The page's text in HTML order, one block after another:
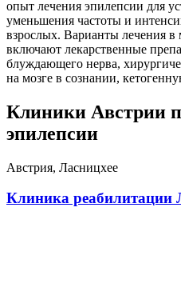
опыт лечения эпилепсии для
уменьшения частоты и
взрослых. Варианты лечения
включают лекарственные
блуждающего нерва,
на мозге в сознании,
Клиники Австрии
эпилепсии
Австрия, Ласницхее
Клиника реабилитации